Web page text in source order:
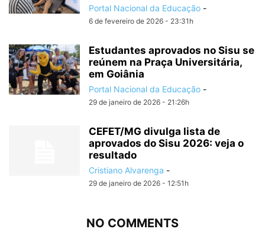
Portal Nacional da Educação -
6 de fevereiro de 2026 - 23:31h
Estudantes aprovados no Sisu se
reúnem na Praça Universitária,
em Goiânia
Portal Nacional da Educação -
29 de janeiro de 2026 - 21:26h
CEFET/MG divulga lista de
aprovados do Sisu 2026: veja o
resultado
Cristiano Alvarenga -
29 de janeiro de 2026 - 12:51h
NO COMMENTS